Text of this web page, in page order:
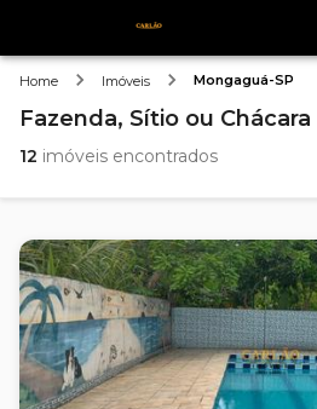
Home Imóveis Mongaguá-SP
Fazenda, Sítio ou Chácara
12 imóveis encontrados